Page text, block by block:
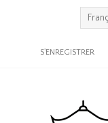
S'ENREGISTRER